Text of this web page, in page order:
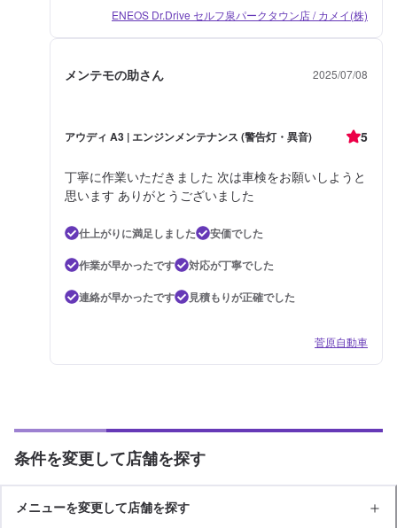
ENEOS Dr.Drive セルフ泉パークタウン店 / カメイ(株)
メンテモの助さん 2025/07/08
アウディ A3 | エンジンメンテナンス (警告灯・異音) 5
丁寧に作業いただきました 次は車検をお願いしようと
思います ありがとうございました
仕上がりに満足しました
安価でした
作業が早かったです
対応が丁寧でした
連絡が早かったです
見積もりが正確でした
菅原自動車
条件を変更して店舗を探す
メニューを変更して店舗を探す